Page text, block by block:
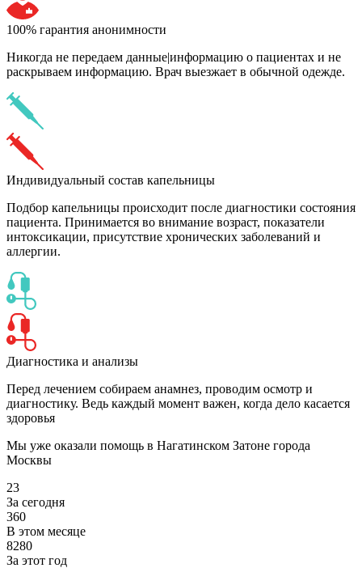
100% гарантия анонимности
Никогда не передаем данные|информацию о пациентах и не
раскрываем информацию. Врач выезжает в обычной одежде.
Индивидуальный состав капельницы
Подбор капельницы происходит после диагностики состояния
пациента. Принимается во внимание возраст, показатели
интоксикации, присутствие хронических заболеваний и
аллергии.
Диагностика и анализы
Перед лечением собираем анамнез, проводим осмотр и
диагностику. Ведь каждый момент важен, когда дело касается
здоровья
Мы уже оказали помощь в Нагатинском Затоне города
Москвы
23
За сегодня
360
В этом месяце
8280
За этот год